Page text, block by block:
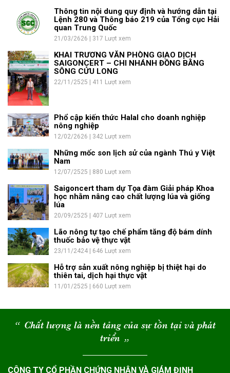
Thông tin nội dung quy định và hướng dẫn tại
Lệnh 280 và Thông báo 219 của Tổng cục Hải
quan Trung Quốc
21/03/2626 | 317 Lượt xem
KHAI TRƯƠNG VĂN PHÒNG GIAO DỊCH
SAIGONCERT – CHI NHÁNH ĐỒNG BẰNG
SÔNG CỬU LONG
22/11/2525 | 411 Lượt xem
Phổ cập kiến thức Halal cho doanh nghiệp
nông nghiệp
12/02/2626 | 342 Lượt xem
Những mốc son lịch sử của ngành Thú y Việt
Nam
12/07/2525 | 880 Lượt xem
Saigoncert tham dự Tọa đàm Giải pháp Khoa
học nhằm nâng cao chất lượng lúa và giống
lúa
20/09/2525 | 407 Lượt xem
Lão nông tự tạo chế phẩm tăng độ bám dính
thuốc bảo vệ thực vật
23/11/2424 | 646 Lượt xem
Hỗ trợ sản xuất nông nghiệp bị thiệt hại do
thiên tai, dịch hại thực vật
11/01/2525 | 660 Lượt xem
“ Chất lượng là nền tảng của sự tồn tại và phát
triển “
CÔNG TY CỔ PHẦN CHỨNG NHẬN VÀ GIÁM ĐỊNH